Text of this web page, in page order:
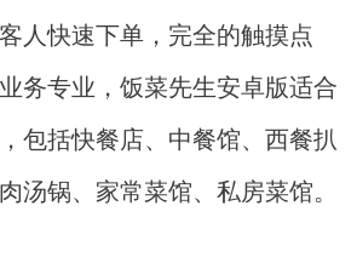
人快速下单，完全的触摸点
务专业，饭菜先生安卓版适合
包括快餐店、中餐馆、西餐扒
汤锅、家常菜馆、私房菜馆。